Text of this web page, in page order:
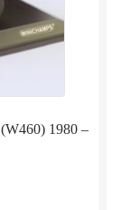
1980 –